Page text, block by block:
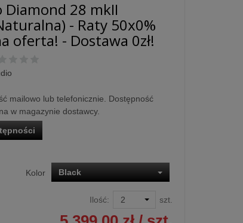
Diamond 28 mkII
- Raty 50x0%
oferta! - Dostawa 0zł!
mailowo lub telefonicznie. Dostępność
w magazynie dostawcy.
Kolor Black
Ilość: szt.